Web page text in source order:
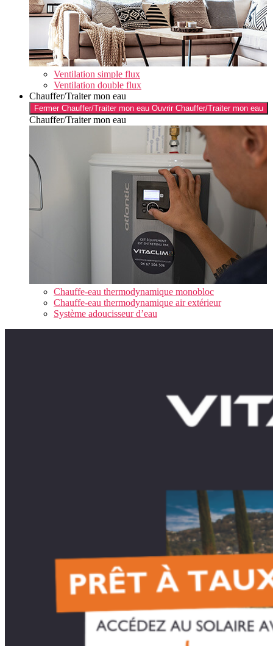
Ventilation simple flux
Ventilation double flux
Chauffer/Traiter mon eau
Fermer Chauffer/Traiter mon eau Ouvrir Chauffer/Traiter mon eau
Chauffer/Traiter mon eau
Chauffe-eau thermodynamique monobloc
Chauffe-eau thermodynamique air extérieur
Système adoucisseur d’eau